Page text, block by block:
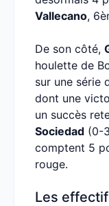
Vallecano,
De son côté,
houlette de
sur une série
dont une
un succès
Sociedad (0-
comptent 5
rouge.
Les